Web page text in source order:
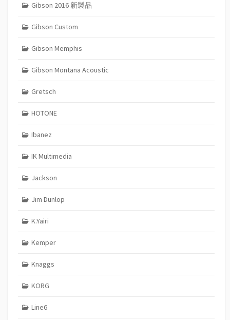
Gibson 2016 新製品
Gibson Custom
Gibson Memphis
Gibson Montana Acoustic
Gretsch
HOTONE
Ibanez
IK Multimedia
Jackson
Jim Dunlop
K.Yairi
Kemper
Knaggs
KORG
Line6